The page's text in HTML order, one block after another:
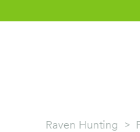
Raven Hunting >